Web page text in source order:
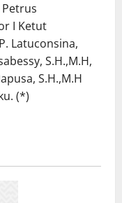
I Ketut
Latuconsina,
S.H.,M.H,
S.H.,M.H
(*)